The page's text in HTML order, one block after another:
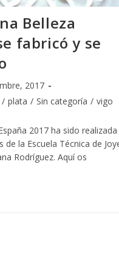
Belleza
fabricó y se
2017
/ plata / Sin categoría / vigo
2017 ha sido realizada
la Escuela Técnica de
Rodríguez. Aquí os